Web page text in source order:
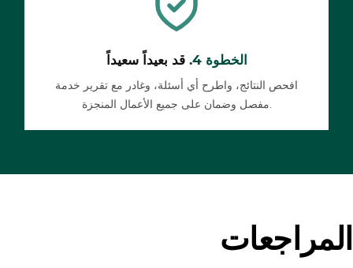
الخطوة 4. قد بعيداً سعيداً
افحص النتائج، واطرح أي أسئلة، وغادر مع تقرير خدمة
مفصل وضمان على جميع الأعمال المنجزة.
المراجعات